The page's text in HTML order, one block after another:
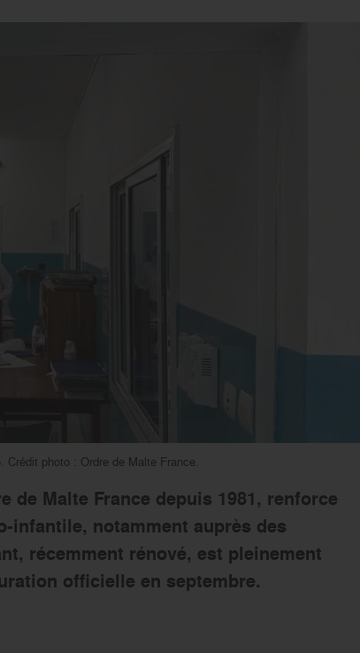
Crédit photo : Ordre de Malte France.
de Malte France depuis 1981, renforce
infantile, notamment auprès des
récemment rénové, est pleinement
officielle en septembre.